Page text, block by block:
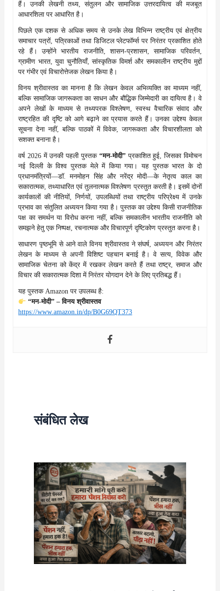
हैं। उनकी लेखनी तथ्य, संतुलन और सामाजिक उत्तरदायित्व की मजबूत
आधारशिला पर आधारित है।
पिछले एक दशक से अधिक समय से उनके लेख विभिन्न राष्ट्रीय एवं क्षेत्रीय
समाचार पत्रों, पत्रिकाओं तथा डिजिटल प्लेटफॉर्म्स पर निरंतर प्रकाशित होते
रहे हैं। उन्होंने भारतीय राजनीति, शासन-प्रशासन, सामाजिक परिवर्तन,
ग्रामीण भारत, युवा चुनौतियाँ, सांस्कृतिक विमर्श और समकालीन राष्ट्रीय मुद्दों
पर गंभीर एवं विचारोत्तेजक लेखन किया है।
विनय श्रीवास्तव का मानना है कि लेखन केवल अभिव्यक्ति का माध्यम नहीं,
बल्कि सामाजिक जागरूकता का साधन और बौद्धिक जिम्मेदारी का दायित्व है। वे
अपने लेखों के माध्यम से तथ्यपरक विश्लेषण, स्वस्थ वैचारिक संवाद और
राष्ट्रहित की दृष्टि को आगे बढ़ाने का प्रयास करते हैं। उनका उद्देश्य केवल
सूचना देना नहीं, बल्कि पाठकों में विवेक, जागरूकता और विचारशीलता को
सशक्त बनाना है।
वर्ष 2026 में उनकी पहली पुस्तक “मन-मोदी”प्रकाशित हुई, जिसका विमोचन
नई दिल्ली के विश्व पुस्तक मेले में किया गया। यह पुस्तक भारत के दो
प्रधानमंत्रियों—डॉ. मनमोहन सिंह और नरेंद्र मोदी—के नेतृत्व काल का
सकारात्मक, तथ्याधारित एवं तुलनात्मक विश्लेषण प्रस्तुत करती है। इसमें दोनों
कार्यकालों की नीतियों, निर्णयों, उपलब्धियों तथा राष्ट्रीय परिप्रेक्ष्य में उनके
प्रभाव का संतुलित अध्ययन किया गया है। पुस्तक का उद्देश्य किसी राजनीतिक
पक्ष का समर्थन या विरोध करना नहीं, बल्कि समकालीन भारतीय राजनीति को
समझने हेतु एक निष्पक्ष, रचनात्मक और विचारपूर्ण दृष्टिकोण प्रस्तुत करना है।
साधारण पृष्ठभूमि से आने वाले विनय श्रीवास्तव ने संघर्ष, अध्ययन और निरंतर
लेखन के माध्यम से अपनी विशिष्ट पहचान बनाई है। वे सत्य, विवेक और
सामाजिक चेतना को केंद्र में रखकर लेखन करते हैं तथा राष्ट्र, समाज और
विचार की सकारात्मक दिशा में निरंतर योगदान देने के लिए प्रतिबद्ध हैं।
यह पुस्तक Amazon पर उपलब्ध है:
“मन-मोदी” – विनय श्रीवास्तव
https://www.amazon.in/dp/B0G69QT373
संबंधित लेख